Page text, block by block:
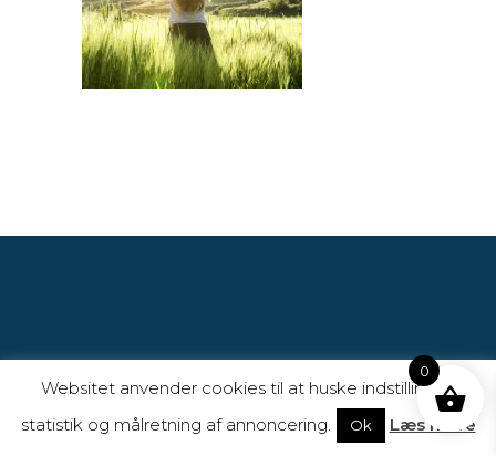
Websitet anvender cookies til at huske indstillinger,
statistik og målretning af annoncering.
Ok Læs mere
0